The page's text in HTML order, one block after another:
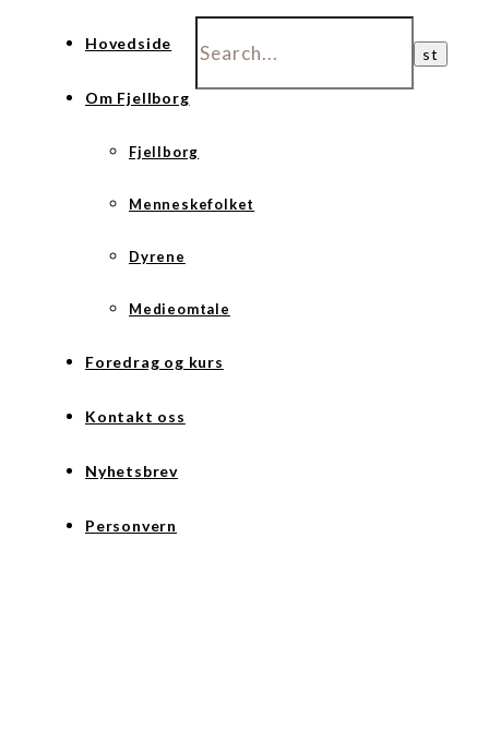
Hovedside
Om Fjellborg
Fjellborg
Menneskefolket
Dyrene
Medieomtale
Foredrag og kurs
Kontakt oss
Nyhetsbrev
Personvern